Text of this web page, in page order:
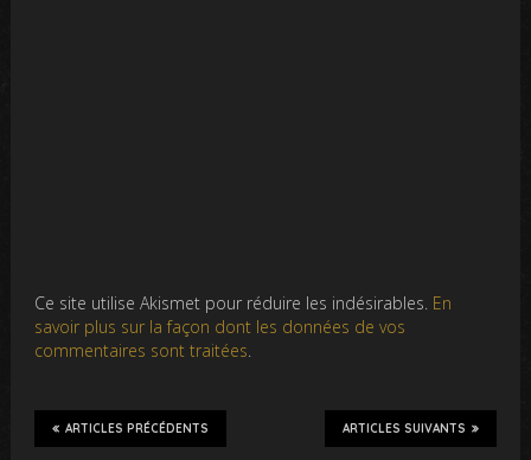
Ce site utilise Akismet pour réduire les indésirables. En
savoir plus sur la façon dont les données de vos
commentaires sont traitées.
ARTICLES SUIVANTS
ARTICLES PRÉCÉDENTS